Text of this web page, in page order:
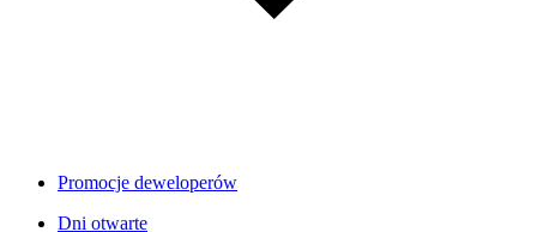
Promocje deweloperów
Dni otwarte